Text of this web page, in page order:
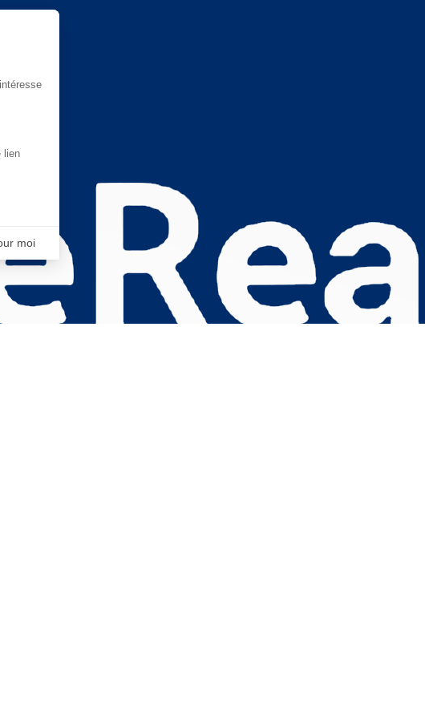
lien
moi
vos Options
vos paramètres de confidentialité, en garantissant la conformité avec